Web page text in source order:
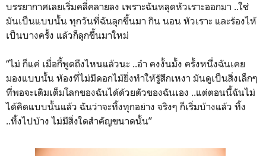
บรรยากาศเลยเริ่มคลี่คลายลง เพราะฉันหลุดหัวเราะออกมา ..ใช่
มันเป็นแบบนั้น ทุกวันที่ฉันลุกขึ้นมา กิน นอน หัวเราะ และร้องไห้
เป็นบางครั้ง แล้วก็ลุกขึ้นมาใหม่
“ไม่ ก็แค่ เมื่อกี้พูดถึงไหนแล้วนะ ..อ๋า คงงั้นมั้ง ครั้งหนึี่งฉันเคย
มองแบบนั้น ห้องที่ไม่มีดอกไม้ยิ่งทำให้รู้สึกเหงา มันดูเป็นสิ่งเล็กๆ
ที่พอจะเติมเต็มโลกของฉันได้ด้วยตัวของฉันเอง ..แต่ตอนนี้ฉันไม่
ได้คิดแบบนั้นแล้ว ฉันว่าจะทิ้งทุกอย่าง จริงๆ ก็เริ่มบ้างแล้ว ทิ้ง
..ทิ้งไปบ้าง ไม่มีสิ่งใดสำคัญขนาดนั้น”